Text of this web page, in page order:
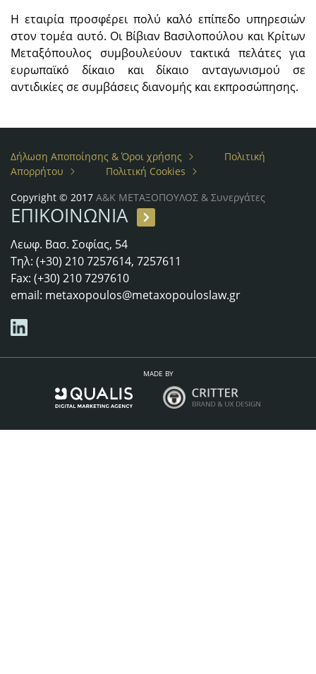
Η εταιρία προσφέρει πολύ καλό επίπεδο υπηρεσιών
στον τομέα αυτό. Οι Βίβιαν Βασιλοπούλου και Κρίτων
Μεταξόπουλος συμβουλεύουν τακτικά πελάτες για
ευρωπαϊκό δίκαιο και δίκαιο ανταγωνισμού σε
αντιδικίες σε συμβάσεις διανομής και εκπροσώπησης.
Δήλωση Αποποίησης & Όροι χρήσης
Πολιτική
Απορρήτου
Πολιτική Cookies
Copyright © 2017 Α&Κ ΜΕΤΑΞΟΠΟΥΛΟΣ & Συνεργάτες
ΕΠΙΚΟΙΝΩΝΙΑ
Λεωφ. Βασ. Σοφίας, 54
Τηλ: (+30) 210 7257614, 7257611
Fax: (+30) 210 7297610
email: metaxopoulos@metaxopouloslaw.gr
MADE BY